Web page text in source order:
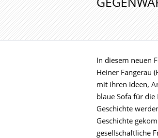
In diesem neuen
Heiner Fangerau
mit ihren Ideen,
blaue Sofa für
Geschichte
Geschichte
gesellschaftliche